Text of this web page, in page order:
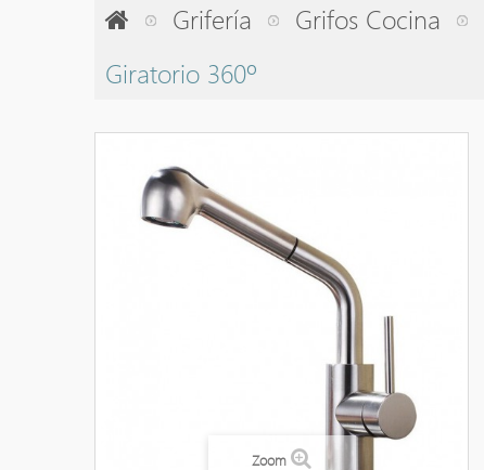
Grifería Grifos Cocina
Giratorio 360º
Zoom